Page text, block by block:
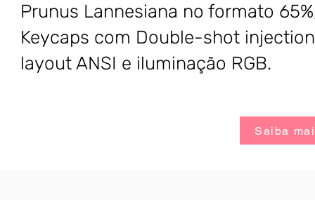
Prunus Lannesiana no formato
Keycaps com Double-shot
layout ANSI e iluminação RGB.
Saiba